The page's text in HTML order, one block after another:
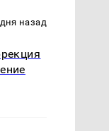
назад